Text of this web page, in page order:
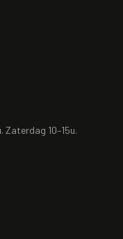
Zaterdag 10–15u.